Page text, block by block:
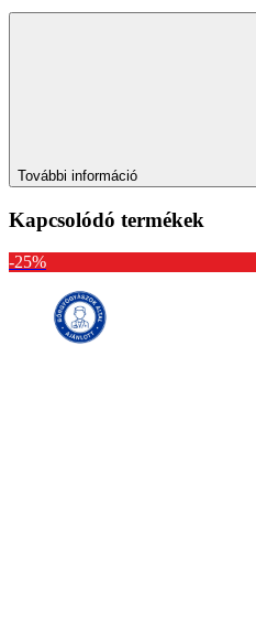
További információ
Kapcsolódó termékek
-25%